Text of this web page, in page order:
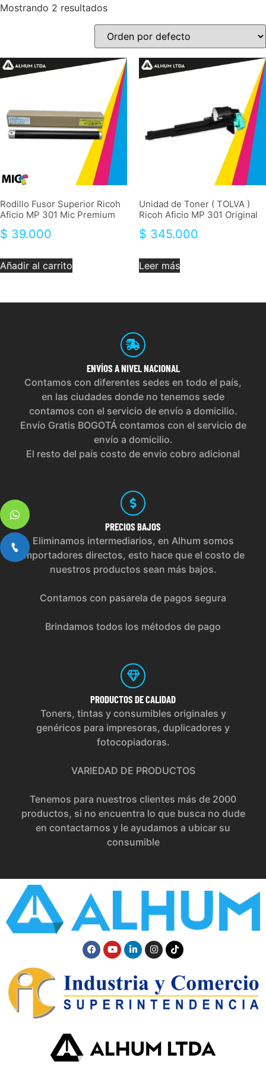
Mostrando 2 resultados
Rodillo Fusor Superior Ricoh
Aficio MP 301 Mic Premium
$ 39.000
Añadir al carrito
Unidad de Toner ( TOLVA )
Ricoh Aficio MP 301 Original
$ 345.000
Leer más
ENVÍOS A NIVEL NACIONAL
Contamos con diferentes sedes en todo el país,
en las ciudades donde no tenemos sede
contamos con el servicio de envío a domicilio.
Envío Gratis BOGOTÁ contamos con el servicio de
envío a domicilio.
El resto del país costo de envío cobro adicional
PRECIOS BAJOS
Eliminamos intermediarios, en Alhum somos
importadores directos, esto hace que el costo de
nuestros productos sean más bajos.
Contamos con pasarela de pagos segura
Brindamos todos los métodos de pago
PRODUCTOS DE CALIDAD
Toners, tintas y consumibles originales y
genéricos para impresoras, duplicadores y
fotocopiadoras.
VARIEDAD DE PRODUCTOS
Tenemos para nuestros clientes más de 2000
productos, si no encuentra lo que busca no dude
en contactarnos y le ayudamos a ubicar su
consumible